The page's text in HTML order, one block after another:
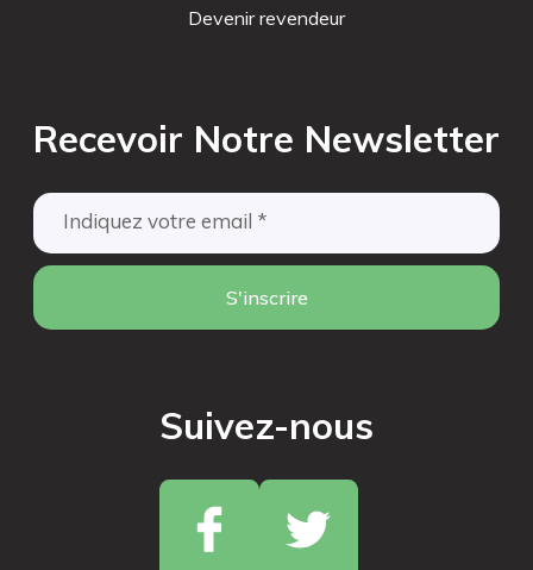
Devenir revendeur
Recevoir Notre Newsletter
S'inscrire
Suivez-nous